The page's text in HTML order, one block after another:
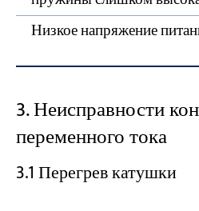
Низкое напряжение
3. Неисправности
переменного тока
3.1 Перегрев катушки